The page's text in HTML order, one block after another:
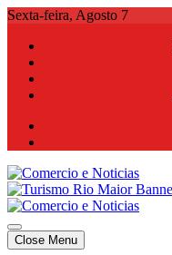
Skip
content
Sexta-feira, Agosto 7
Comercio e Noticias
Notícias e Publicidade Online
Comercio e Noticias
Notícias e Publicidade Online
Close Menu